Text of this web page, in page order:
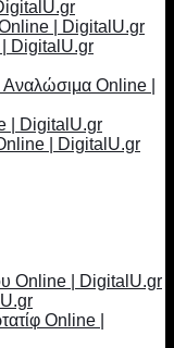
Online | DigitalU.gr
| DigitalU.gr
Αναλώσιμα Online |
| DigitalU.gr
| DigitalU.gr
Online | DigitalU.gr
Online |